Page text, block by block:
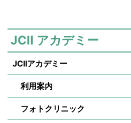
JCII アカデミー
JCIIアカデミー
利用案内
フォトクリニック